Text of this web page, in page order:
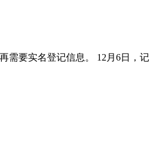
需要实名登记信息。 12月6日，记